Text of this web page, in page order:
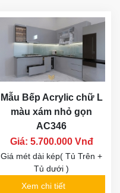
Mẫu Bếp Acrylic chữ L
màu xám nhỏ gọn
AC346
Giá: 5.700.000 Vnđ
Giá mét dài kép( Tủ Trên +
Tủ dưới )
Xem chi tiết